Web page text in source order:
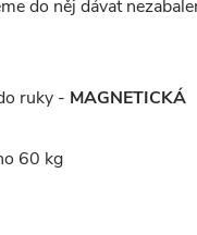
do něj dávat
ruky - MAGNETICKÁ
60 kg